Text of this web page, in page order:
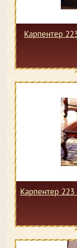
Карпентер
Карпентер